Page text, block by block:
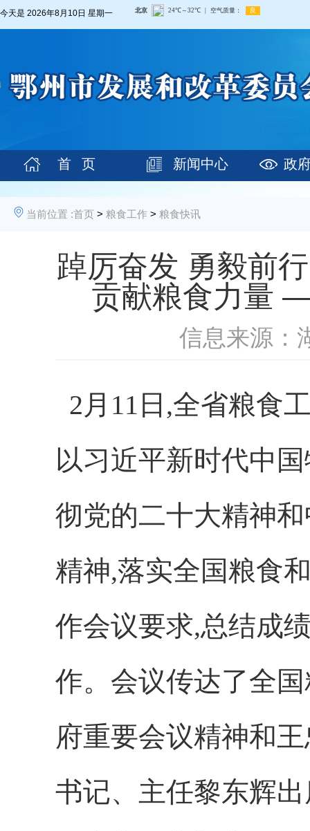
今天是 2026年8月10日 星期一
首 页 新闻中心 政
当前位置 :首页 > 粮食工作 > 粮食快讯
踔厉奋发 勇毅前
贡献粮食力量
信息来源：
2月11日,全省粮食
以习近平新时代中
彻党的二十大精神
精神,落实全国粮食
作会议要求,总结成
作。会议传达了全
府重要会议精神和
书记、主任黎东辉